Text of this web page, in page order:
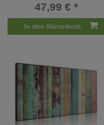
47,99 € *
In den Warenkorb